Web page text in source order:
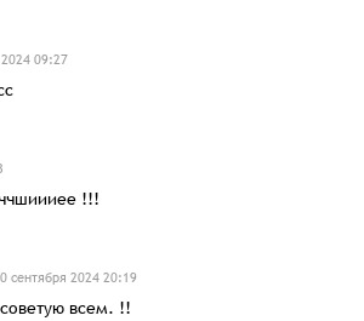
09:27
!!!
сентября 2024 20:19
всем. !!